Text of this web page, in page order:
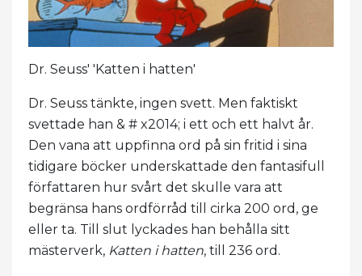
Dr. Seuss' 'Katten i hatten'
Dr. Seuss tänkte, ingen svett. Men faktiskt
svettade han & # x2014; i ett och ett halvt år.
Den vana att uppfinna ord på sin fritid i sina
tidigare böcker underskattade den fantasifull
författaren hur svårt det skulle vara att
begränsa hans ordförråd till cirka 200 ord, ge
eller ta. Till slut lyckades han behålla sitt
mästerverk, Katten i hatten, till 236 ord.